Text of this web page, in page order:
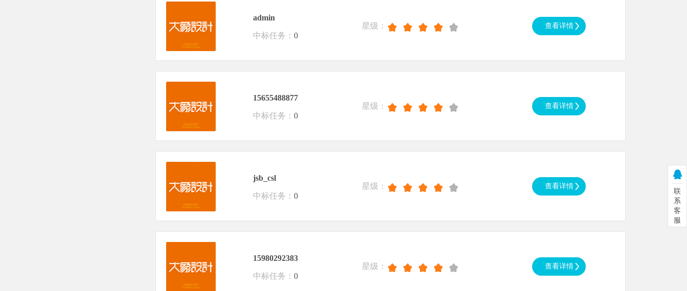
联
系
客
服
admin
中标任务： 0
星级：
15655488877
中标任务： 0
星级：
jsb_csl
中标任务： 0
星级：
15980292383
中标任务： 0
星级：